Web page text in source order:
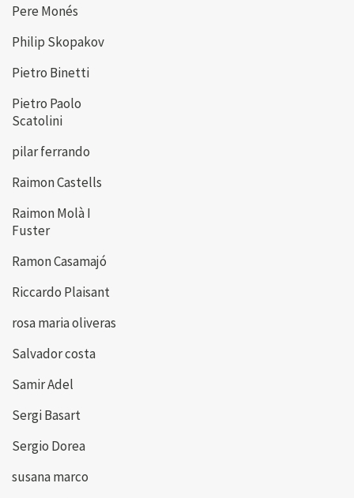
Pere Monés
Philip Skopakov
Pietro Binetti
Pietro Paolo
Scatolini
pilar ferrando
Raimon Castells
Raimon Molà I
Fuster
Ramon Casamajó
Riccardo Plaisant
rosa maria oliveras
Salvador costa
Samir Adel
Sergi Basart
Sergio Dorea
susana marco